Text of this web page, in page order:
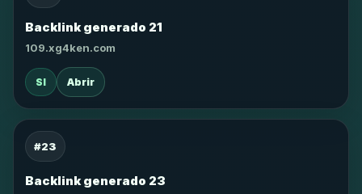
Backlink generado 21
109.xg4ken.com
SI Abrir
#23
Backlink generado 23